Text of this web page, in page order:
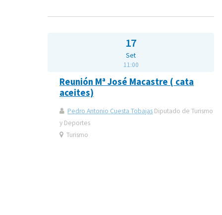
17
Set
11:00
Reunión Mª José Macastre ( cata
aceites)
Pedro Antonio Cuesta Tobajas Diputado de Turismo
y Deportes
Turismo